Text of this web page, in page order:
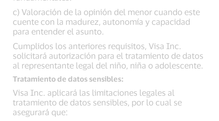
c) Valoración de la opinión del menor cuando este
cuente con la madurez, autonomía y capacidad
para entender el asunto.
Cumplidos los anteriores requisitos, Visa Inc.
solicitará autorización para el tratamiento de datos
al representante legal del niño, niña o adolescente.
Tratamiento de datos sensibles:
Visa Inc. aplicará las limitaciones legales al
tratamiento de datos sensibles, por lo cual se
asegurará que: